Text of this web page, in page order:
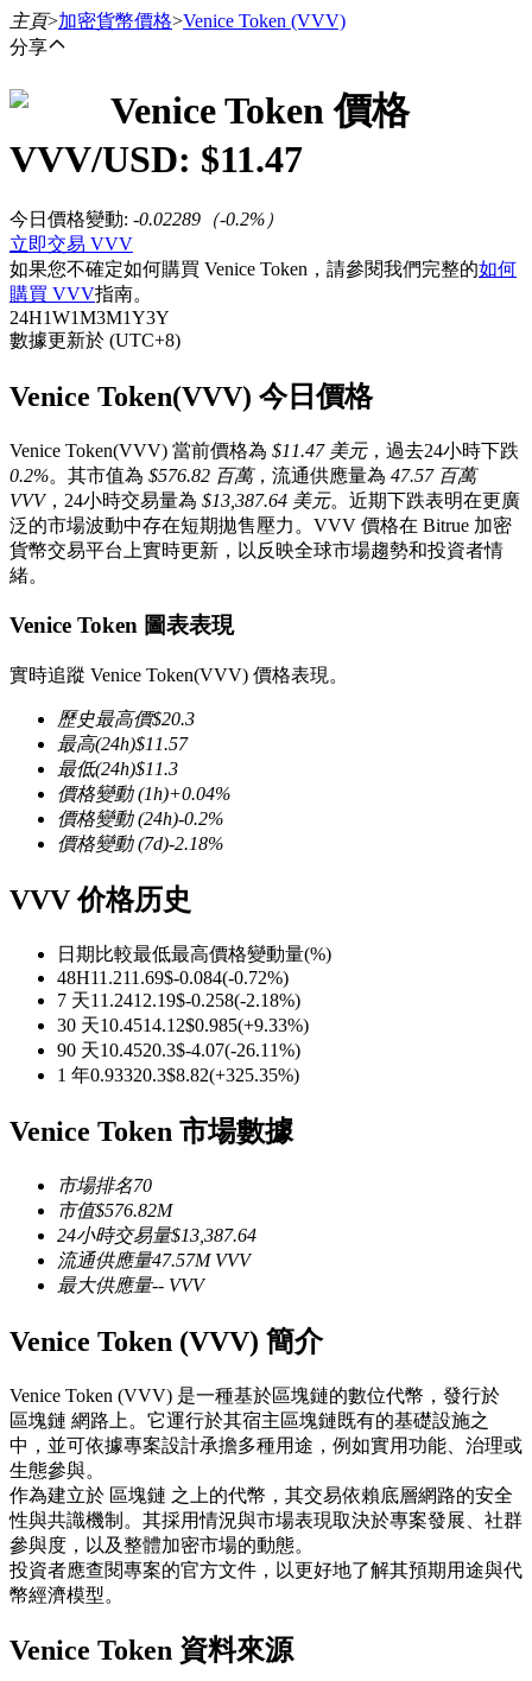
USDT永續
幣本位永續
以數字貨幣為保證金的永續合約
TradFi
美股、外匯、貴金屬及大宗商品衍生性商品
USDC永續
多種以USDC結算的永續合約
與頂尖交易專家同行
成為跟單交易員
主頁>加密貨幣價格>Venice Token (VVV)
分享
Venice Token 價格
VVV/USD: $11.47
今日價格變動: -0.02289 （-0.2%）
立即交易 VVV
如果您不確定如何購買 Venice Token，請參閱我們完整的如何
購買 VVV指南。
24H1W1M3M1Y3Y
數據更新於 (UTC+8)
Venice Token(VVV) 今日價格
Venice Token(VVV) 當前價格為 $11.47 美元，過去24小時下跌
0.2%。其市值為 $576.82 百萬，流通供應量為 47.57 百萬
VVV，24小時交易量為 $13,387.64 美元。近期下跌表明在更廣
泛的市場波動中存在短期拋售壓力。VVV 價格在 Bitrue 加密
貨幣交易平台上實時更新，以反映全球市場趨勢和投資者情
緒。
Venice Token 圖表表現
實時追蹤 Venice Token(VVV) 價格表現。
歷史最高價$20.3
最高(24h)$11.57
最低(24h)$11.3
價格變動(1h)+0.04%
價格變動(24h)-0.2%
價格變動(7d)-2.18%
VVV 价格历史
日期比較最低最高價格變動量(%)
48H11.211.69$-0.084(-0.72%)
7 天11.2412.19$-0.258(-2.18%)
30 天10.4514.12$0.985(+9.33%)
90 天10.4520.3$-4.07(-26.11%)
1 年0.93320.3$8.82(+325.35%)
Venice Token 市場數據
市場排名70
市值$576.82M
24小時交易量$13,387.64
流通供應量47.57M VVV
最大供應量-- VVV
Venice Token (VVV) 簡介
Venice Token (VVV) 是一種基於區塊鏈的數位代幣，發行於
區塊鏈 網路上。它運行於其宿主區塊鏈既有的基礎設施之
中，並可依據專案設計承擔多種用途，例如實用功能、治理或
生態參與。
作為建立於 區塊鏈 之上的代幣，其交易依賴底層網路的安全
性與共識機制。其採用情況與市場表現取決於專案發展、社群
參與度，以及整體加密市場的動態。
投資者應查閱專案的官方文件，以更好地了解其預期用途與代
幣經濟模型。
Venice Token 資料來源